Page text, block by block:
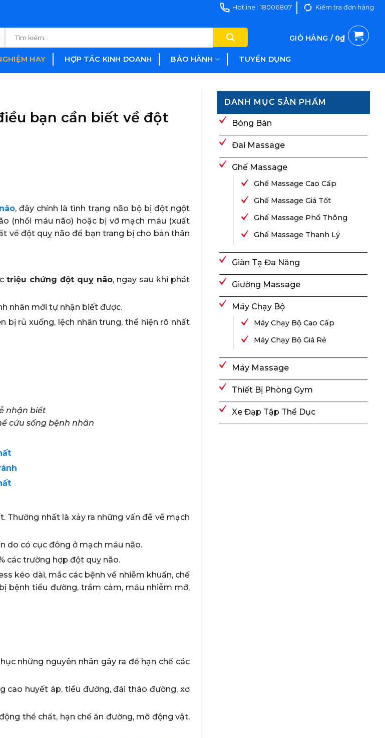
Hotline : 18006807 Kiểm tra đơn hàng
kiếm:
HAY HỢP TÁC KINH DOANH BẢO HÀNH TUYỂN DỤNG
GIỎ HÀNG / 0₫
bạn cần biết về đột
, đây chính là tình trạng não bộ bị đột ngột
(nhồi máu não) hoặc bị vỡ mạch máu (xuất
về đột quỵ não để bạn trang bị cho bản thân
triệu chứng đột quỵ não, ngay sau khi phát
nhân mới tự nhận biết được.
bị rủ xuống, lệch nhân trung, thể hiện rõ nhất
cứu sống bệnh nhân
Thường nhất là xảy ra những vấn đề về mạch
do có cục đông ở mạch máu não.
các trường hợp đột quỵ não.
kéo dài, mắc các bệnh về nhiễm khuẩn, chế
bệnh tiểu đường, trầm cảm, máu nhiễm mỡ,
những nguyên nhân gây ra để hạn chế các
cao huyết áp, tiểu đường, đái tháo đường, xơ
thể chất, hạn chế ăn đường, mỡ động vật,
DANH MỤC SẢN PHẨM
Bóng Bàn
Đai Massage
Ghế Massage
Ghế Massage Cao Cấp
Ghế Massage Giá Tốt
Ghế Massage Phổ Thông
Ghế Massage Thanh Lý
Giàn Tạ Đa Năng
Giường Massage
Máy Chạy Bộ
Máy Chạy Bộ Cao Cấp
Máy Chạy Bộ Giá Rẻ
Máy Massage
Thiết Bị Phòng Gym
Xe Đạp Tập Thể Dục